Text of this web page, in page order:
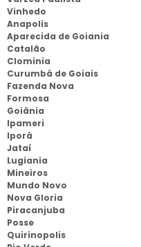
Vinhedo
Anapolis
Aparecida de Goiania
Catalão
Clominia
Curumbá de Goiais
Fazenda Nova
Formosa
Goiânia
Ipameri
Iporá
Jataí
Lugiania
Mineiros
Mundo Novo
Nova Gloria
Piracanjuba
Posse
Quirinopolis